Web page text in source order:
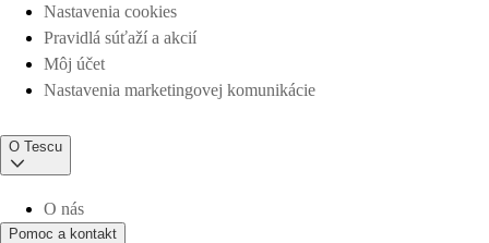
Nastavenia cookies
Pravidlá súťaží a akcií
Môj účet
Nastavenia marketingovej komunikácie
O Tescu
O nás
Pomoc a kontakt